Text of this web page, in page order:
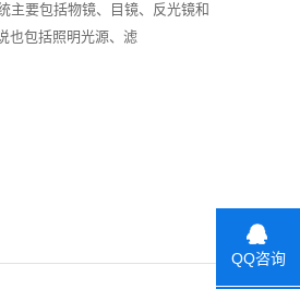
主要包括物镜、目镜、反光镜和
也包括照明光源、滤
QQ咨询